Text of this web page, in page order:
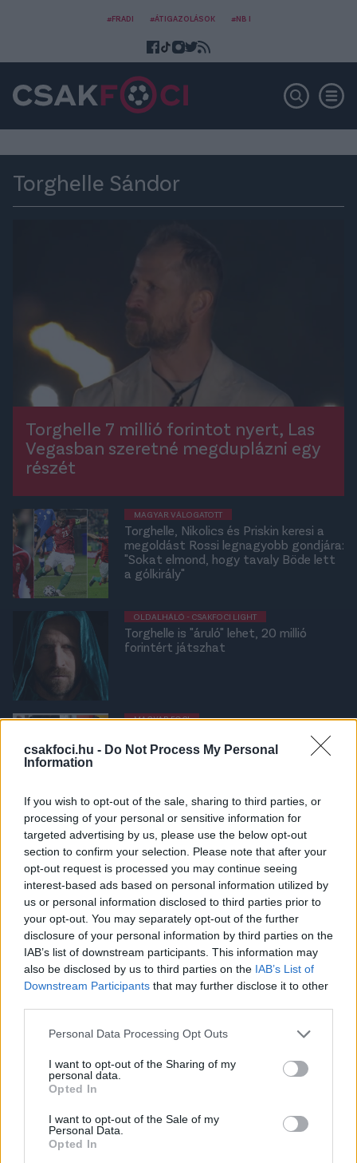
csakfoci.hu - Do Not Process My Personal
Information
If you wish to opt-out of the sale, sharing to third parties, or
processing of your personal or sensitive information for
targeted advertising by us, please use the below opt-out
section to confirm your selection. Please note that after your
opt-out request is processed you may continue seeing
interest-based ads based on personal information utilized by
us or personal information disclosed to third parties prior to
your opt-out. You may separately opt-out of the further
disclosure of your personal information by third parties on the
IAB’s list of downstream participants. This information may
also be disclosed by us to third parties on the IAB’s List of
Downstream Participants that may further disclose it to other
Please note that this website/app uses one or more Google
not limited to your visit or usage behaviour. You may click to
grant or deny consent to Google and its third-party tags to
use your data for below specified purposes in below Google
consent section.
Personal Data Processing Opt Outs
I want to opt-out of the Sharing of my
personal data.
Opted In
I want to opt-out of the Sale of my
Personal Data.
Opted In
#FRADI #ÁTIGAZOLÁSOK #NB I
Torghelle Sándor
Torghelle 7 millió forintot nyert, Las
Vegasban szeretné megduplázni egy
részét
MAGYAR VÁLOGATOTT
Torghelle, Nikolics és Priskin keresi a
megoldást Rossi legnagyobb gondjára:
"Sokat elmond, hogy tavaly Böde lett
a gólkirály"
OLDALHÁLÓ - CSAKFOCI LIGHT
Torghelle is "áruló" lehet, 20 millió
forintért játszhat
MAGYAR FOCI
Tóth Alex a legjobb fiatal játékos,
ezért volt balhé a ZTE-kispadon,
NB I
Lipcsei: “Legalább 12-szer meg kellett
csinálnom”, Torghelle: “Letesztelte,
mennyire vagyok nagyképű” - korábbi
játékosai emlékeznek Garami Józsefre
MAGYAR FOCI
Nem, nem mentünk vissza az időbe:
Gellei behívta Királyt, Juhászt és
Torghellét is a válogatottba
Univerzális Torghelle: A foci és a boksz
megvillant - fotók